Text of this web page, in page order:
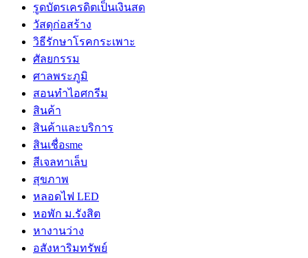
รูดบัตรเครดิตเป็นเงินสด
วัสดุก่อสร้าง
วิธีรักษาโรคกระเพาะ
ศัลยกรรม
ศาลพระภูมิ
สอนทำไอศกรีม
สินค้า
สินค้าและบริการ
สินเชื่อsme
สีเจลทาเล็บ
สุขภาพ
หลอดไฟ LED
หอพัก ม.รังสิต
หางานว่าง
อสังหาริมทรัพย์